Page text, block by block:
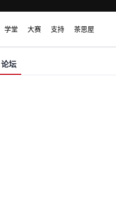
学堂 大赛 支持 茶思屋
论坛